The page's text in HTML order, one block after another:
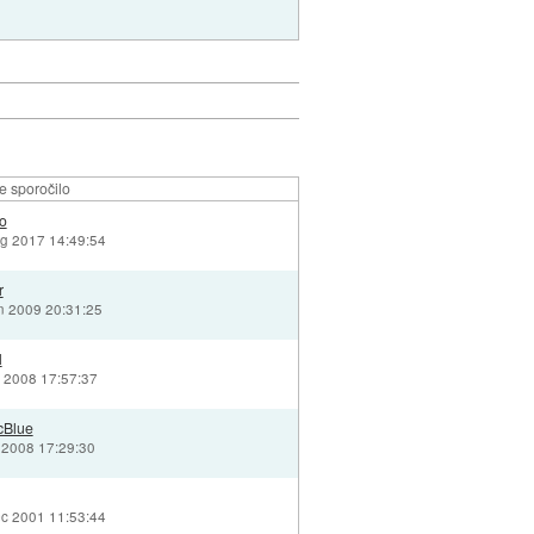
sporočilo
2017 14:49:54
2009 20:31:25
2008 17:57:37
17:29:30
2001 11:53:44